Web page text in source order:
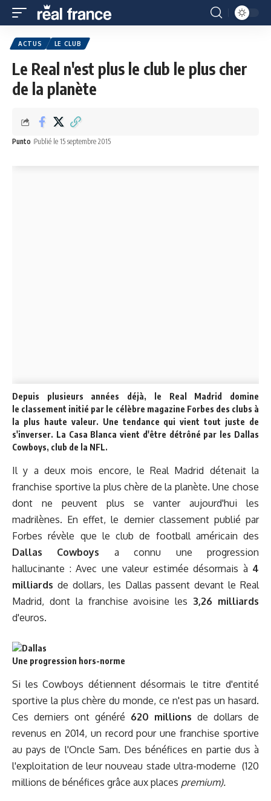
ACTUS LE CLUB
Le Real n'est plus le club le plus cher
de la planète
Punto Publié le 15 septembre 2015
Depuis plusieurs années déjà, le Real Madrid domine
le classement initié par le célèbre magazine Forbes des clubs à
la plus haute valeur. Une tendance qui vient tout juste de
s'inverser. La Casa Blanca vient d'être détrôné par les Dallas
Cowboys, club de la NFL.
Il y a deux mois encore, le Real Madrid détenait la
franchise sportive la plus chère de la planète. Une chose
dont ne peuvent plus se vanter aujourd'hui les
madrilènes. En effet, le dernier classement publié par
Forbes révèle que le club de football américain des
Dallas Cowboys a connu une progression
hallucinante : Avec une valeur estimée désormais à 4
milliards de dollars, les Dallas passent devant le Real
Madrid, dont la franchise avoisine les 3,26 milliards
d'euros.
Une progression hors-norme
Si les Cowboys détiennent désormais le titre d'entité
sportive la plus chère du monde, ce n'est pas un hasard.
Ces derniers ont généré 620 millions de dollars de
revenus en 2014, un record pour une franchise sportive
au pays de l'Oncle Sam. Des bénéfices en partie dus à
l'exploitation de leur nouveau stade ultra-moderne (120
millions de bénéfices grâce aux places premium).